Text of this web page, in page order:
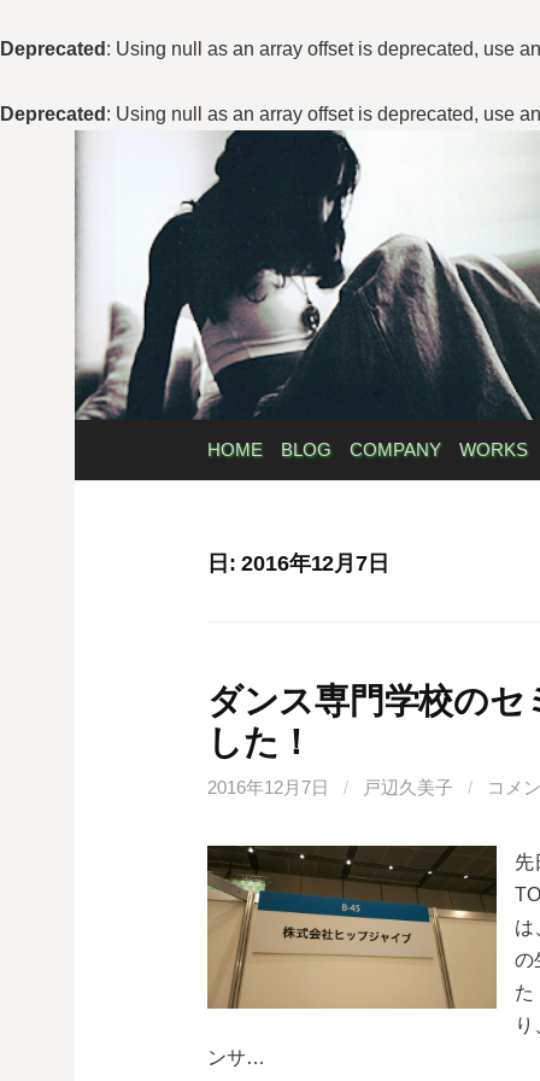
Deprecated : Using null as an array offset is deprecated, use
Deprecated : Using null as an array offset is deprecated, use
テ
ン
ツ
キ
ッ
HOME BLOG COMPANY WORKS
日:2016年12月7日
ダンス専門学校のセ
した！
2016年12月7日 / 戸辺久美子 / コメ
先
は
の
た
ンサ…